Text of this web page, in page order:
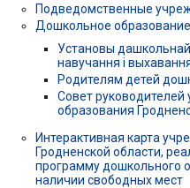
Подведомственные
Дошкольное образование
Установы
навучання і
Родителям детей
Совет
образования
Интерактивная карта
Гродненской области,
программу дошкольного
наличии свободных мест